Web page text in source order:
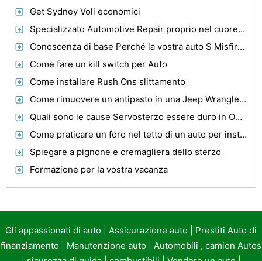
Get Sydney Voli economici
Specializzato Automotive Repair proprio nel cuore di Atlanta
Conoscenza di base Perché la vostra auto S Misfires motore
Come fare un kill switch per Auto
Come installare Rush Ons slittamento
Come rimuovere un antipasto in una Jeep Wrangler 1995
Quali sono le cause Servosterzo essere duro in One Direction?
Come praticare un foro nel tetto di un auto per installare una antenna
Spiegare a pignone e cremagliera dello sterzo
Formazione per la vostra vacanza
Gli appassionati di auto Assicurazione auto
Prestiti Auto di
finanziamento
Manutenzione auto
Automobili , camion Autos